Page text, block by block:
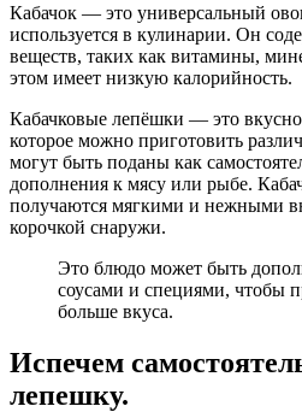
Кабачок — это универсальный
используется в кулинарии. Он
веществ, таких как витамины,
этом имеет низкую калорийность.
Кабачковые лепёшки — это
которое можно приготовить
могут быть поданы как
дополнения к мясу или рыбе.
получаются мягкими и нежными
корочкой снаружи.
Это блюдо может быть
соусами и специями, чтобы
больше вкуса.
Испечем
лепешку.